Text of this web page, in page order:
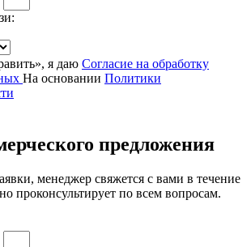
я даю Согласие на обработку
На основании Политики
предложения
менеджер свяжется с вами в течение
проконсультирует по всем вопросам.